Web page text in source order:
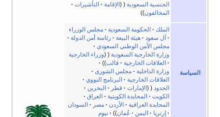
الجنسية السعودية
الإقامة
التأشيرات
المخالفون
السياسة
الملك الحكومة السعودية
مجلس الوزراء
آل سعود
هيئة البيعة
رئاسة أمن الدولة
مجلس الأمن الوطني السعودي
وزارة الخارجية السعودية
وزراء الخارجية
العلاقات الخارجية
قالب
وزارة الداخلية
مجلس الشورى
العلاقات الخارجية
البرنامج النووي
الحدود
الإمارات قطر
البحرين
الكويت
المحايدة الكويتية
العراق
المحايدة العراقية
الأردن مصر
السودان
إرتريا
اليمن عُمان نيوم